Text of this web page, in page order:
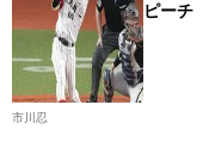
ピーチ
市川忍